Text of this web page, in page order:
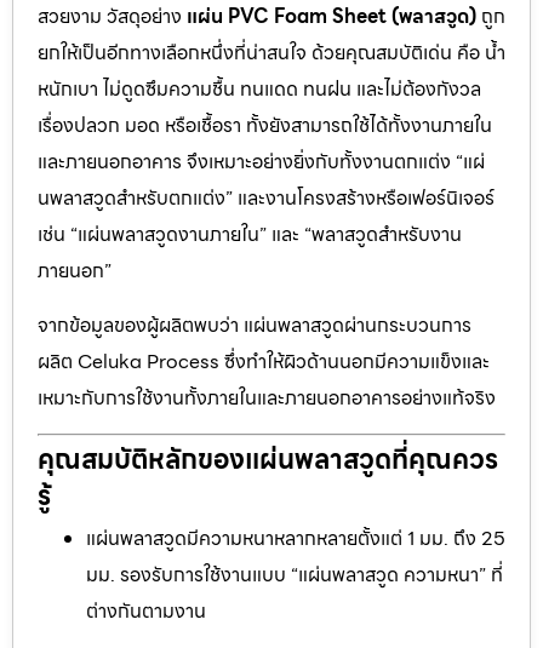
สวยงาม วัสดุอย่าง แผ่น PVC Foam Sheet (พลาสวูด) ถูก
ยกให้เป็นอีกทางเลือกหนึ่งที่น่าสนใจ ด้วยคุณสมบัติเด่น คือ น้ำ
หนักเบา ไม่ดูดซึมความชื้น ทนแดด ทนฝน และไม่ต้องกังวล
เรื่องปลวก มอด หรือเชื้อรา ทั้งยังสามารถใช้ได้ทั้งงานภายใน
และภายนอกอาคาร จึงเหมาะอย่างยิ่งกับทั้งงานตกแต่ง “แผ่
นพลาสวูดสำหรับตกแต่ง” และงานโครงสร้างหรือเฟอร์นิเจอร์
เช่น “แผ่นพลาสวูดงานภายใน” และ “พลาสวูดสำหรับงาน
ภายนอก”
จากข้อมูลของผู้ผลิตพบว่า แผ่นพลาสวูดผ่านกระบวนการ
ผลิต Celuka Process ซึ่งทำให้ผิวด้านนอกมีความแข็งและ
เหมาะกับการใช้งานทั้งภายในและภายนอกอาคารอย่างแท้จริง
คุณสมบัติหลักของแผ่นพลาสวูดที่คุณควร
รู้
แผ่นพลาสวูดมีความหนาหลากหลายตั้งแต่ 1 มม. ถึง 25
มม. รองรับการใช้งานแบบ “แผ่นพลาสวูด ความหนา” ที่
ต่างกันตามงาน